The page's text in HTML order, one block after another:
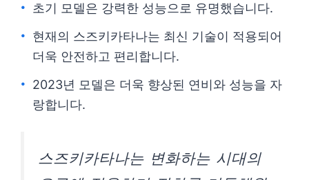
초기 모델은 강력한 성능으로 유명했습니다.
현재의 스즈키카타나는 최신 기술이 적용되어
더욱 안전하고 편리합니다.
2023년 모델은 더욱 향상된 연비와 성능을 자
랑합니다.
스즈키카타나는 변화하는 시대의